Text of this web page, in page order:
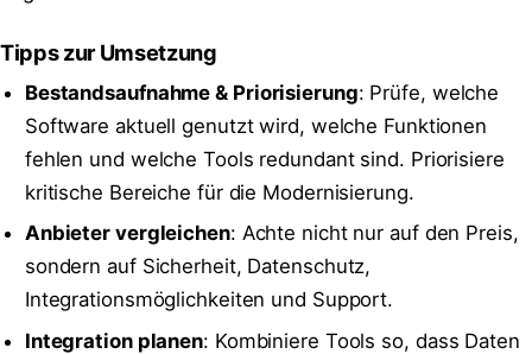
Tipps zur Umsetzung
Bestandsaufnahme & Priorisierung: Prüfe, welche
Software aktuell genutzt wird, welche Funktionen
fehlen und welche Tools redundant sind. Priorisiere
kritische Bereiche für die Modernisierung.
Anbieter vergleichen: Achte nicht nur auf den Preis,
sondern auf Sicherheit, Datenschutz,
Integrationsmöglichkeiten und Support.
Integration planen: Kombiniere Tools so, dass Daten